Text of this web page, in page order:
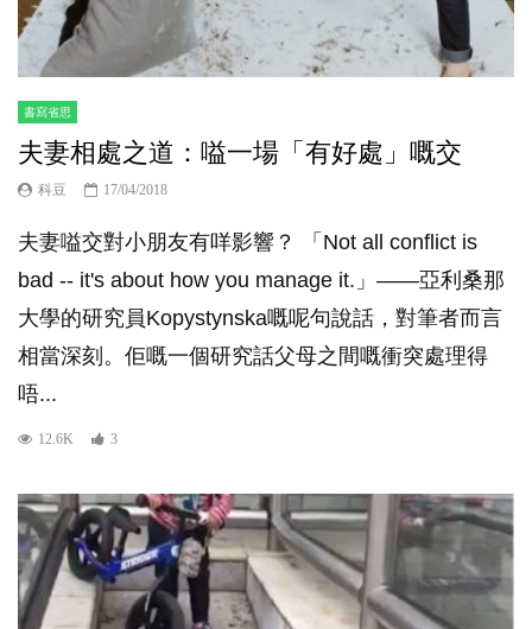
書寫省思
夫妻相處之道：嗌一場「有好處」嘅交
科豆 17/04/2018
夫妻嗌交對小朋友有咩影響？ 「Not all conflict is
bad -- it's about how you manage it.」——亞利桑那
大學的研究員Kopystynska嘅呢句說話，對筆者而言
相當深刻。佢嘅一個研究話父母之間嘅衝突處理得
唔...
12.6K 3